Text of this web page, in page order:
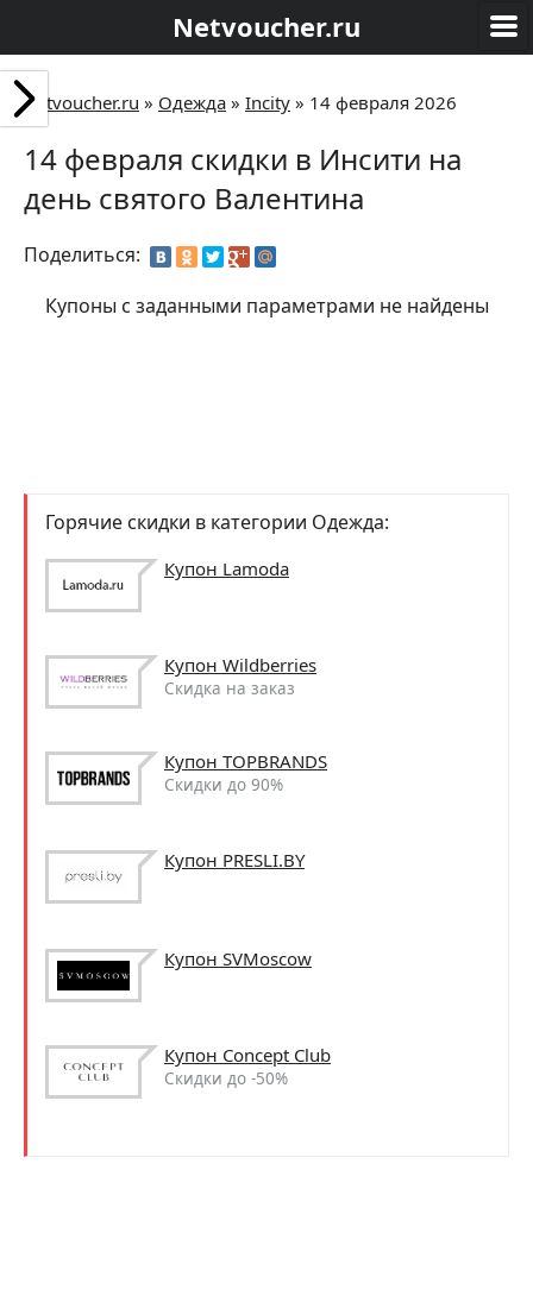
Netvoucher.ru
Netvoucher.ru » Одежда » Incity » 14 февраля 2026
14 февраля скидки в Инсити на
день святого Валентина
Поделиться:
Купоны с заданными параметрами не найдены
Горячие скидки в категории Одежда:
Купон Lamoda
Купон Wildberries
Скидка на заказ
Купон TOPBRANDS
Скидки до 90%
Купон PRESLI.BY
Купон SVMoscow
Купон Concept Club
Скидки до -50%